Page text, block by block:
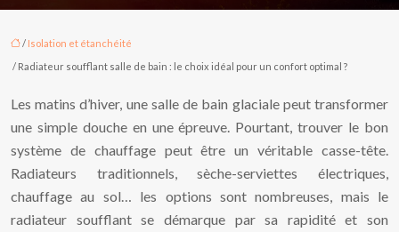
/ Isolation et étanchéité
/ Radiateur soufflant salle de bain : le choix idéal pour un confort optimal ?
Les matins d’hiver, une salle de bain glaciale peut transformer
une simple douche en une épreuve. Pourtant, trouver le bon
système de chauffage peut être un véritable casse-tête.
Radiateurs traditionnels, sèche-serviettes électriques,
chauffage au sol… les options sont nombreuses, mais le
radiateur soufflant se démarque par sa rapidité et son